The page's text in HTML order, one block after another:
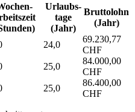
Urlaubs­
tage
(Jahr)
Bruttolohn
(Jahr)
24,0
69.230,77
CHF
25,0
84.000,00
CHF
25,0
86.400,00
CHF